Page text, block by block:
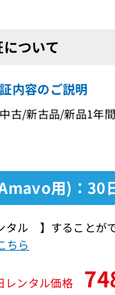
ついて
内容のご説明
古/新古品/新品1年
用)：30
ル 】することが
ちら
レンタル価格